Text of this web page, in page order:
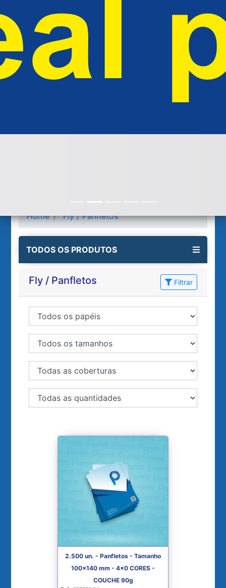
Home Fly / Panfletos
TODOS OS PRODUTOS
Fly / Panfletos Filtrar
2.500 un. - Panfletos - Tamanho
100x140 mm - 4x0 CORES -
COUCHE 90g